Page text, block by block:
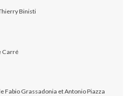
Thierry Binisti
Carré
Fabio Grassadonia et Antonio Piazza